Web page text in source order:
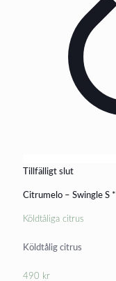
Tillfälligt slut
Citrumelo – Swingle S *
Köldtåliga citrus
Köldtålig citrus
490 kr